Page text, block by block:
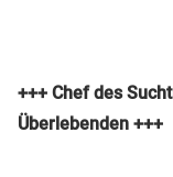
+++ Chef des
Überlebenden +++